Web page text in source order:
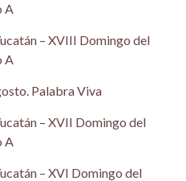
A
– XVIII Domingo del
A
Palabra Viva
– XVII Domingo del
A
– XVI Domingo del